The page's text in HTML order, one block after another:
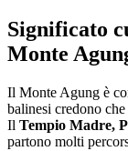
Significato
Monte
Il Monte Agung è
balinesi credono
Il Tempio Madre,
partono molti